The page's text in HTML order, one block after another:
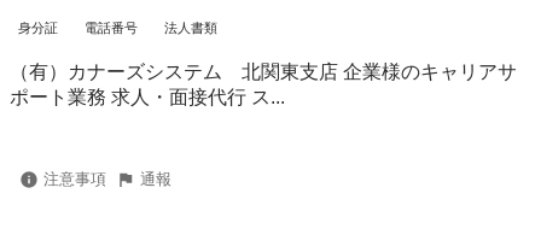
身分証 電話番号 法人書類
（有）カナーズシステム 北関東支店 企業様のキャリアサ
ポート業務 求人・面接代行 ス...
注意事項 通報